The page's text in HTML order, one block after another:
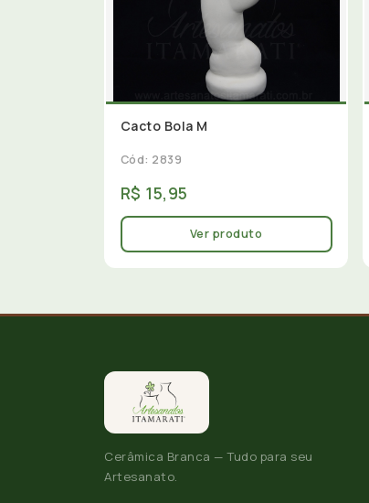
Cacto Bola M
Cód: 2839
R$ 15,95
Ver produto
Cerâmica Branca — Tudo para seu
Artesanato.